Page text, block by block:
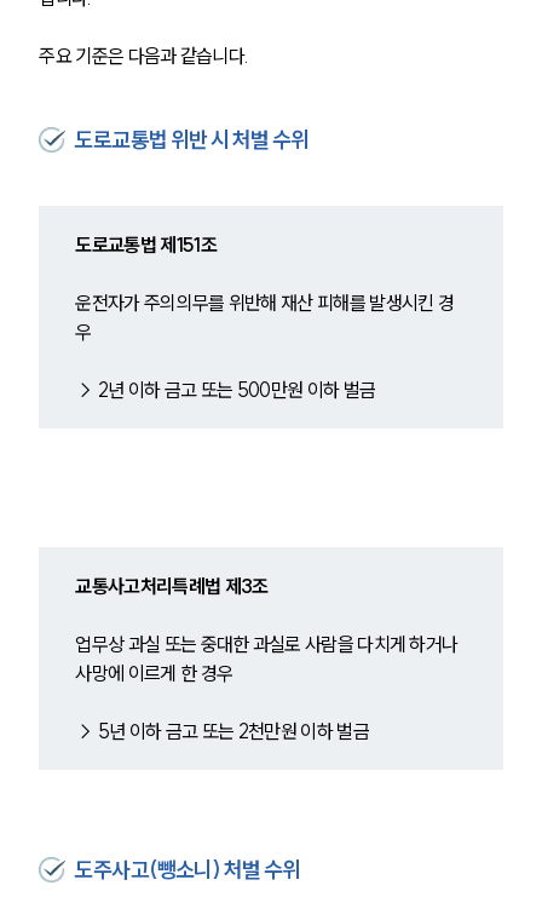
주요 기준은 다음과 같습니다.
도로교통법 위반 시 처벌 수위
도로교통법 제151조
운전자가 주의의무를 위반해 재산 피해를 발생시킨 경
우
→ 2년 이하 금고 또는 500만원 이하 벌금
교통사고처리특례법 제3조
업무상 과실 또는 중대한 과실로 사람을 다치게 하거나
사망에 이르게 한 경우
→ 5년 이하 금고 또는 2천만원 이하 벌금
도주사고(뺑소니) 처벌 수위